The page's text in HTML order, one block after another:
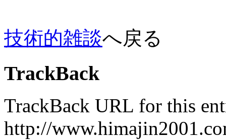
技術的雑談へ戻る
TrackBack
TrackBack URL for this
http://